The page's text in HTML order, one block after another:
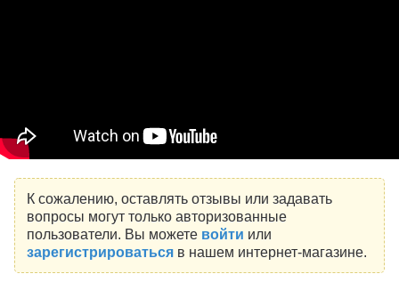
К сожалению, оставлять отзывы или задавать
вопросы могут только авторизованные
пользователи. Вы можете войти или
зарегистрироватьсяв нашем интернет-магазине.